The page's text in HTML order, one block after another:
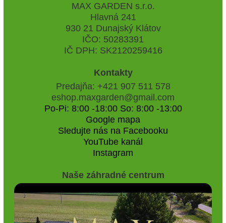
MAX GARDEN s.r.o.
Hlavná 241
930 21 Dunajský Klátov
IČO: 50283391
IČ DPH: SK2120259416
Kontakty
Predajňa: +421 907 511 578
eshop.maxgarden@gmail.com
Po-Pi: 8:00 -18:00 So: 8:00 -13:00
Google mapa
Sledujte nás na Facebooku
YouTube kanál
Instagram
Naše záhradné centrum